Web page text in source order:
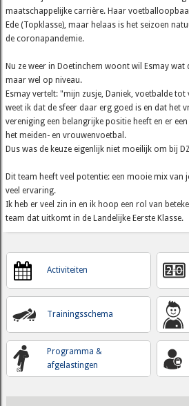
maatschappelijke carrière. Haar
Ede (Topklasse), maar helaas is het seizoen
de coronapandemie.
Nu ze weer in Doetinchem woont wil Esmay
maar wel op niveau.
Esmay vertelt: "mijn zusje, Daniek, voetbalde tot
weet ik dat de sfeer daar erg goed is en dat het
vereniging een belangrijke positie heeft en er
het meiden- en vrouwenvoetbal.
Dus was de keuze eigenlijk niet moeilijk om bij
Dit team heeft veel potentie: een mooie mix van
veel ervaring.
Ik heb er veel zin in en ik hoop een rol van
team dat uitkomt in de Landelijke Eerste Klasse.
Activiteiten
Trainingsschema
Programma &
afgelastingen